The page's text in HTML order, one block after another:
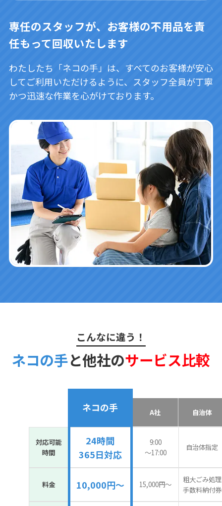
専任のスタッフが、お客様の不用品を責
任もって回収いたします
わたしたち「ネコの手」は、すべてのお客様が安心
してご利用いただけるように、スタッフ全員が丁寧
かつ迅速な作業を心がけております。
こんなに違う！
ネコの手と他社のサービス比較
ネコの手 A社 自治体
対応可能
時間
24時間
365日対応
9:00
〜17:00
自治体指定
料金 10,000円～ 15,000円〜
粗大ごみ処理
手数料納付券